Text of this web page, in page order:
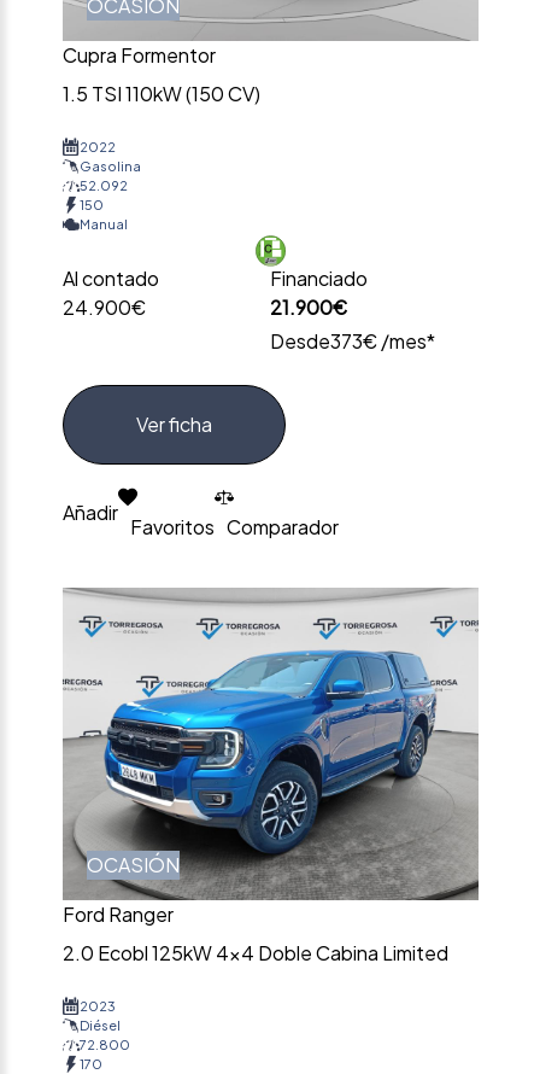
OCASIÓN
Cupra Formentor
1.5 TSI 110kW (150 CV)
2022
Gasolina
52.092
150
Manual
Al contado
24.900€
Financiado
21.900€
Desde373€ /mes*
Ver ficha
Añadir
Favoritos Comparador
OCASIÓN
Ford Ranger
2.0 Ecobl 125kW 4×4 Doble Cabina Limited
2023
Diésel
72.800
170